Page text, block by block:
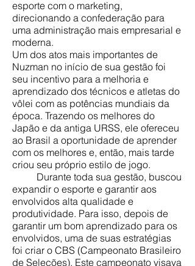
esporte com o marketing,
direcionando a confederação para
uma administração mais empresarial e
moderna.
Um dos atos mais importantes de
Nuzman no início de sua gestão foi
seu incentivo para a melhoria e
aprendizado dos técnicos e atletas do
vôlei com as potências mundiais da
época. Trazendo os melhores do
Japão e da antiga URSS, ele ofereceu
ao Brasil a oportunidade de aprender
com os melhores e, então, mais tarde
criou seu próprio estilo de jogo.
Durante toda sua gestão, buscou
expandir o esporte e garantir aos
envolvidos alta qualidade e
produtividade. Para isso, depois de
garantir um bom aprendizado para os
envolvidos, uma de suas estratégias
foi criar o CBS (Campeonato Brasileiro
de Seleções). Este campeonato visava